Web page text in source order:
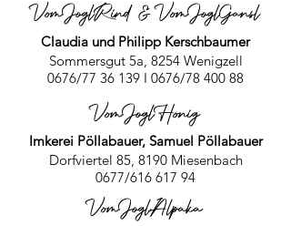
VomJoglRind & VomJoglGansl
Claudia und Philipp Kerschbaumer
Sommersgut 5a, 8254 Wenigzell
0676/77 36 139 I 0676/78 400 88
VomJoglHonig
Imkerei Pöllabauer, Samuel Pöllabauer
Dorfviertel 85, 8190 Miesenbach
0677/616 617 94
VomJoglAlpaka